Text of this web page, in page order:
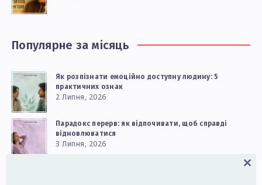
Популярне за місяць
Як розпізнати емоційно доступну людину: 5
практичних ознак
2 Липня, 2026
Парадокс перерв: як відпочивати, щоб справді
відновлюватися
3 Липня, 2026
Close